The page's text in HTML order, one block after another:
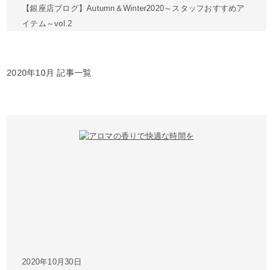
【銀座店ブログ】Autumn＆Winter2020～スタッフおすすめア
イテム～vol.2
2020年10月 記事一覧
2020年10月30日